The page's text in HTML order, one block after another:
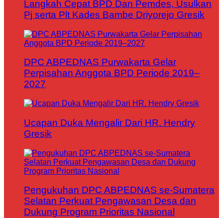
Langkah Cepat BPD Dan Pemdes, Usulkan
Pj serta Plt Kades Bambe Driyorejo Gresik
DPC ABPEDNAS Purwakarta Gelar
Perpisahan Anggota BPD Periode 2019–
2027
Ucapan Duka Mengalir Dari HR. Hendry
Gresik
Pengukuhan DPC ABPEDNAS se-Sumatera
Selatan Perkuat Pengawasan Desa dan
Dukung Program Prioritas Nasional